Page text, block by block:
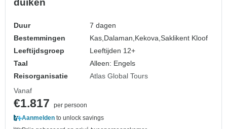
duiken
Duur
7 dagen
Bestemmingen
Kas,Dalaman,Kekova,Saklikent Kloof
Leeftijdsgroep
Leeftijden 12+
Taal
Alleen: Engels
Reisorganisatie
Atlas Global Tours
Vanaf
€1.817
per persoon
Aanmelden to unlock savings